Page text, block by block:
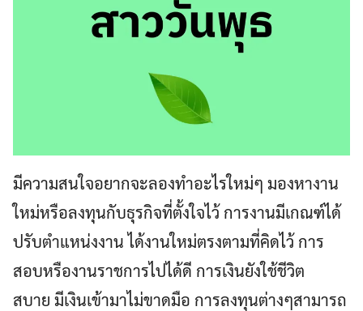
มีความสนใจอยากจะลองทำอะไรใหม่ๆ มองหางาน
ใหม่หรือลงทุนกับธุรกิจที่ตั้งใจไว้ การงานมีเกณฑ์ได้
ปรับตำแหน่งงาน ได้งานใหม่ตรงตามที่คิดไว้ การ
สอบหรืองานราชการไปได้ดี การเงินยังใช้ชีวิต
สบาย มีเงินเข้ามาไม่ขาดมือ การลงทุนต่างๆสามารถ